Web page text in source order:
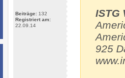
Beiträge: 132
Registriert am:
22.09.14
ISTG
925